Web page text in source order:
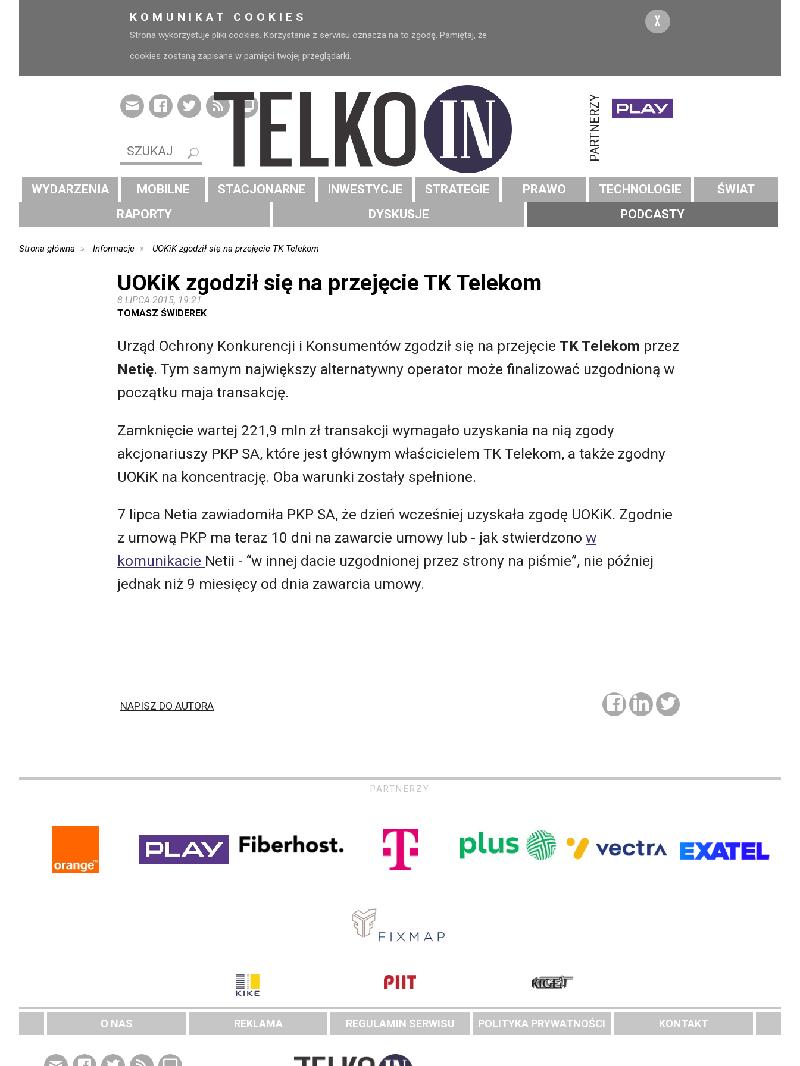
KOMUNIKAT COOKIES
Strona wykorzystuje pliki cookies. Korzystanie z serwisu oznacza na to zgodę. Pamiętaj, że
cookies zostaną zapisane w pamięci twojej przeglądarki.
X
PARTNERZY
WYDARZENIA MOBILNE STACJONARNE INWESTYCJE STRATEGIE PRAWO TECHNOLOGIE
ŚWIAT
RAPORTY
DYSKUSJE PODCASTY
Strona główna Informacje UOKiK zgodził się na przejęcie TK Telekom
UOKiK zgodził się na przejęcie TK Telekom
8 LIPCA 2015, 19:21
TOMASZ ŚWIDEREK
Urząd Ochrony Konkurencji i Konsumentów zgodził się na przejęcie TK Telekom przez
Netię. Tym samym największy alternatywny operator może finalizować uzgodnioną w
początku maja transakcję.
Zamknięcie wartej 221,9 mln zł transakcji wymagało uzyskania na nią zgody
akcjonariuszy PKP SA, które jest głównym właścicielem TK Telekom, a także zgodny
UOKiK na koncentrację. Oba warunki zostały spełnione.
7 lipca Netia zawiadomiła PKP SA, że dzień wcześniej uzyskała zgodę UOKiK. Zgodnie
z umową PKP ma teraz 10 dni na zawarcie umowy lub - jak stwierdzono w
komunikacie Netii - “w innej dacie uzgodnionej przez strony na piśmie”, nie później
jednak niż 9 miesięcy od dnia zawarcia umowy.
NAPISZ DO AUTORA
PARTNERZY
O NAS REKLAMA REGULAMIN SERWISU POLITYKA PRYWATNOŚCI KONTAKT